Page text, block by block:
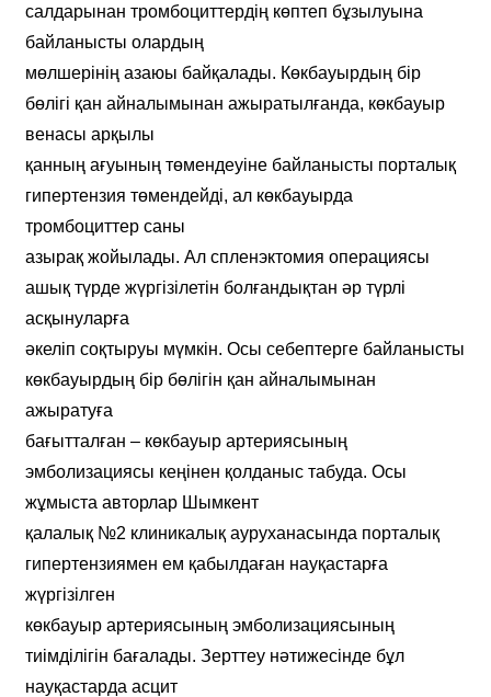
салдарынан тромбоциттердің көптеп бұзылуына
байланысты олардың
мөлшерінің азаюы байқалады. Көкбауырдың бір
бөлігі қан айналымынан ажыратылғанда, көкбауыр
венасы арқылы
қанның ағуының төмендеуіне байланысты порталық
гипертензия төмендейді, ал көкбауырда
тромбоциттер саны
азырақ жойылады. Ал спленэктомия операциясы
ашық түрде жүргізілетін болғандықтан әр түрлі
асқынуларға
әкеліп соқтыруы мүмкін. Осы себептерге байланысты
көкбауырдың бір бөлігін қан айналымынан
ажыратуға
бағытталған – көкбауыр артериясының
эмболизациясы кеңінен қолданыс табуда. Осы
жұмыста авторлар Шымкент
қалалық №2 клиникалық ауруханасында порталық
гипертензиямен ем қабылдаған науқастарға
жүргізілген
көкбауыр артериясының эмболизациясының
тиімділігін бағалады. Зерттеу нәтижесінде бұл
науқастарда асцит